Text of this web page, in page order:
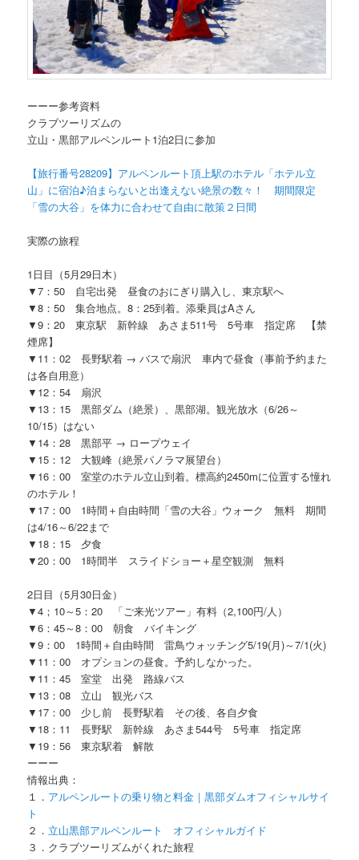
ーーー参考資料
クラブツーリズムの
立山・黒部アルペンルート1泊2日に参加
【旅行番号28209】アルペンルート頂上駅のホテル「ホテル立
山」に宿泊♪泊まらないと出逢えない絶景の数々！ 期間限定
「雪の大谷」を体力に合わせて自由に散策２日間
実際の旅程
1日目（5月29日木）
▼7：50 自宅出発 昼食のおにぎり購入し、東京駅へ
▼8：50 集合地点。8：25到着。添乗員はAさん
▼9：20 東京駅 新幹線 あさま511号 5号車 指定席 【禁
煙席】
▼11：02 長野駅着 → バスで扇沢 車内で昼食（事前予約また
は各自用意）
▼12：54 扇沢
▼13：15 黒部ダム（絶景）、黒部湖。観光放水（6/26～
10/15）はない
▼14：28 黒部平 → ロープウェイ
▼15：12 大観峰（絶景パノラマ展望台）
▼16：00 室堂のホテル立山到着。標高約2450mに位置する憧れ
のホテル！
▼17：00 1時間＋自由時間「雪の大谷」ウォーク 無料 期間
は4/16～6/22まで
▼18：15 夕食
▼20：00 1時間半 スライドショー＋星空観測 無料
2日目（5月30日金）
▼4；10～5：20 「ご来光ツアー」有料（2,100円/人）
▼6：45～8：00 朝食 バイキング
▼9：00 1時間＋自由時間 雷鳥ウォッチング5/19(月)～7/1(火)
▼11：00 オプションの昼食。予約しなかった。
▼11：45 室堂 出発 路線バス
▼13：08 立山 観光バス
▼17：00 少し前 長野駅着 その後、各自夕食
▼18：11 長野駅 新幹線 あさま544号 5号車 指定席
▼19：56 東京駅着 解散
ーーー
情報出典：
１． アルペンルートの乗り物と料金｜黒部ダムオフィシャルサイ
ト
２． 立山黒部アルペンルート オフィシャルガイド
３．クラブツーリズムがくれた旅程